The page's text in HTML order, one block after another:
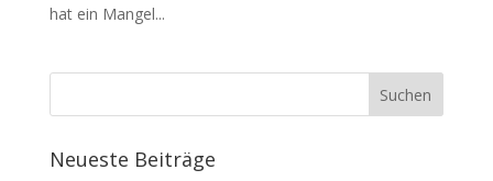
hat ein Mangel...
Neueste Beiträge